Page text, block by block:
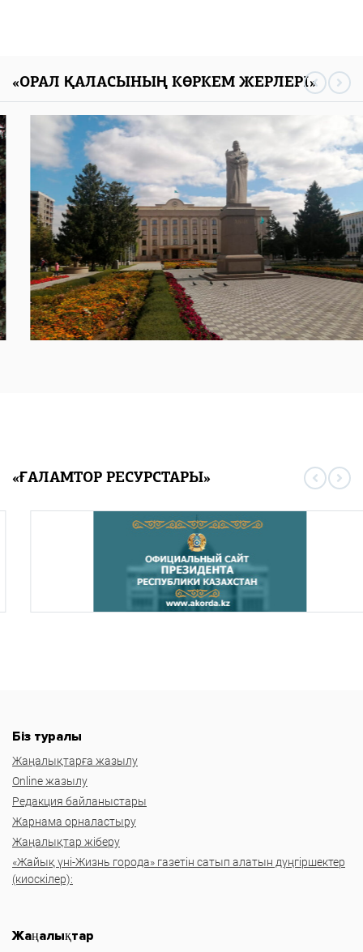
«ОРАЛ ҚАЛАСЫНЫҢ КӨРКЕМ ЖЕРЛЕРІ»
«ҒАЛАМТОР РЕСУРСТАРЫ»
Біз туралы
Жаңалықтарға жазылу
Online жазылу
Редакция байланыстары
Жарнама орналастыру
Жаңалықтар жіберу
«Жайық үні-Жизнь города» газетін сатып алатын дүңгіршектер
(киоскілер):
Жаңалықтар